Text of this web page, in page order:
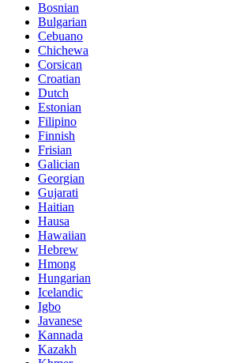
Bosnian
Bulgarian
Cebuano
Chichewa
Corsican
Croatian
Dutch
Estonian
Filipino
Finnish
Frisian
Galician
Georgian
Gujarati
Haitian
Hausa
Hawaiian
Hebrew
Hmong
Hungarian
Icelandic
Igbo
Javanese
Kannada
Kazakh